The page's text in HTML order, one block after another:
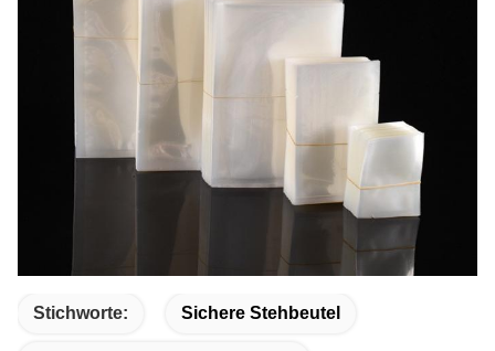
Stichworte: Sichere Stehbeutel